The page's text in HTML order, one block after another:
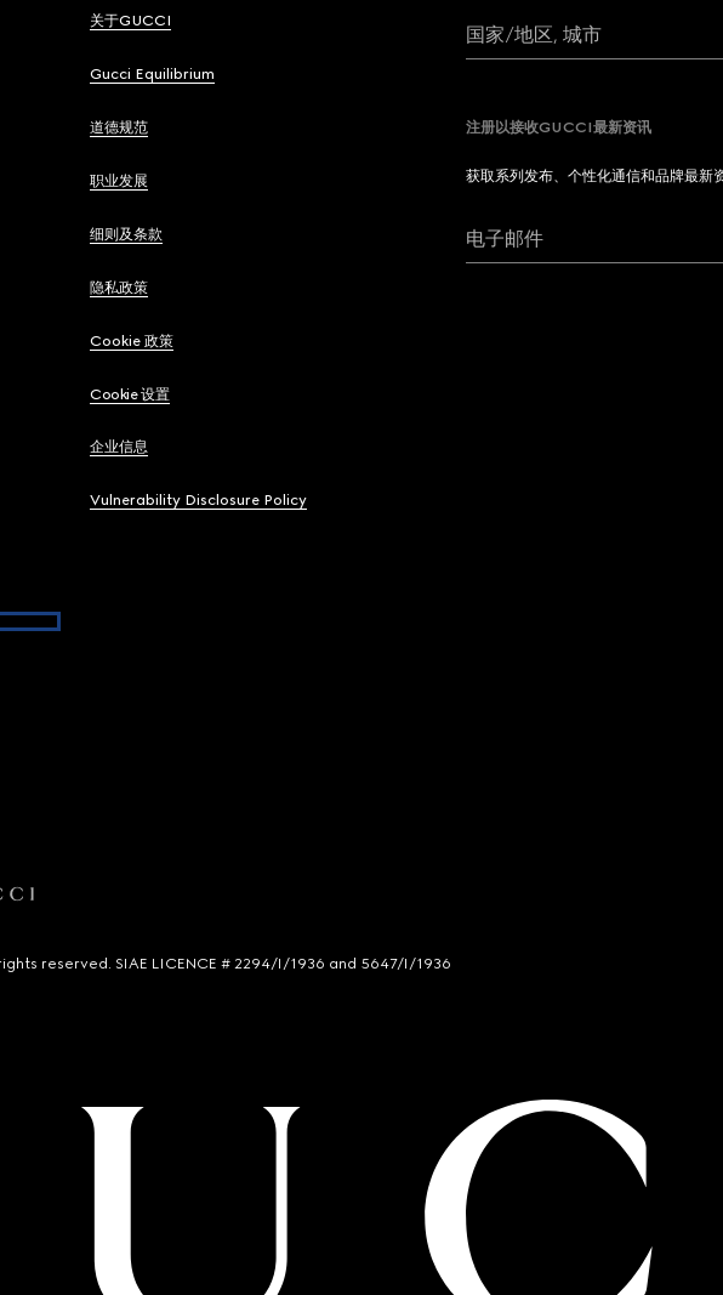
关于GUCCI
Gucci Equilibrium
道德规范
职业发展
细则及条款
隐私政策
Cookie 政策
Cookie 设置
企业信息
Vulnerability Disclosure Policy
国家/地区, 城市
注册以接收GUCCI最新资讯
获取系列发布、个性化通信和品牌最新
电子邮件
reserved. SIAE LICENCE # 2294/I/1936 and 5647/I/1936